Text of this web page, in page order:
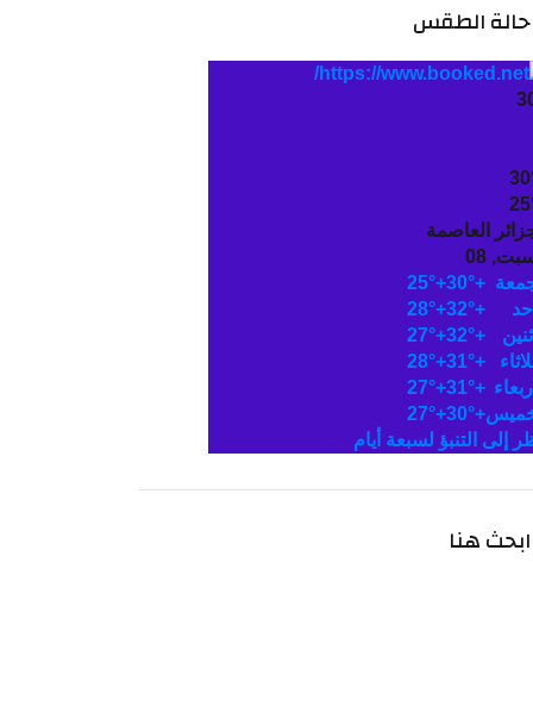
حالة الطقس
العاصمة
08
+
30°
+
25°
+
32°
+
28°
+
32°
+
27°
+
31°
+
28°
+
31°
+
27°
+
30°
+
27°
إلى التنبؤ لسبعة أيام
ابحث هنا